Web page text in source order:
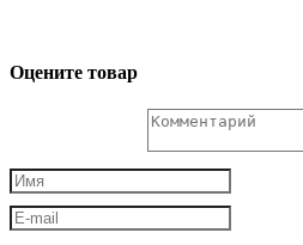
Оцените товар